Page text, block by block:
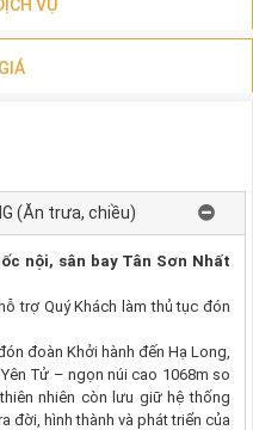
VỤ
(Ăn trưa, chiều)
nội, sân bay Tân Sơn Nhất
trợ Quý Khách làm thủ tục đón
đoàn Khởi hành đến Hạ Long,
Tử – ngọn núi cao 1068m so
nhiên còn lưu giữ hệ thống
đời, hình thành và phát triển của